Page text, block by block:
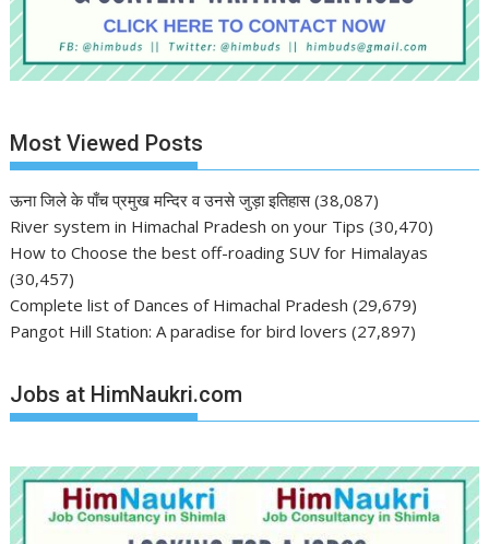
Most Viewed Posts
ऊना जिले के पाँच प्रमुख मन्दिर व उनसे जुड़ा इतिहास (38,087)
River system in Himachal Pradesh on your Tips (30,470)
How to Choose the best off-roading SUV for Himalayas
(30,457)
Complete list of Dances of Himachal Pradesh (29,679)
Pangot Hill Station: A paradise for bird lovers (27,897)
Jobs at HimNaukri.com